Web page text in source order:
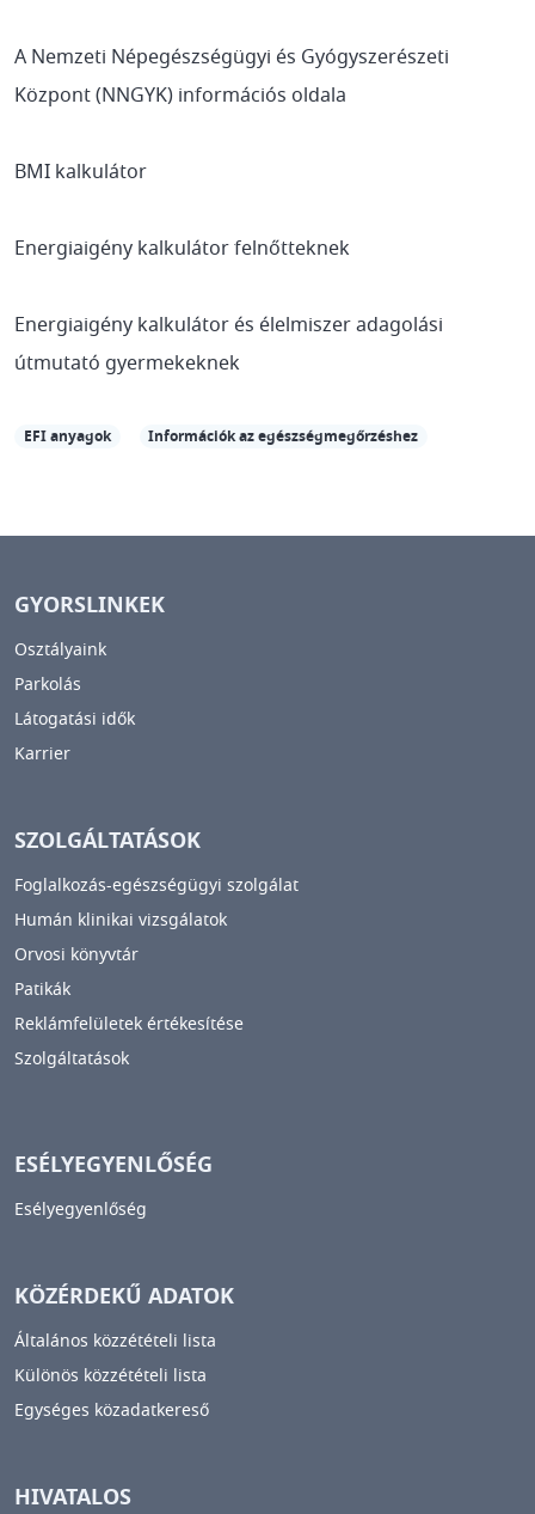
A Nemzeti Népegészségügyi és Gyógyszerészeti
Központ (NNGYK) információs oldala
BMI kalkulátor
Energiaigény kalkulátor felnőtteknek
Energiaigény kalkulátor és élelmiszer adagolási
útmutató gyermekeknek
EFI anyagok Információk az egészségmegőrzéshez
GYORSLINKEK
Osztályaink
Parkolás
Látogatási idők
Karrier
SZOLGÁLTATÁSOK
Foglalkozás-egészségügyi szolgálat
Humán klinikai vizsgálatok
Orvosi könyvtár
Patikák
Reklámfelületek értékesítése
Szolgáltatások
ESÉLYEGYENLŐSÉG
Esélyegyenlőség
KÖZÉRDEKŰ ADATOK
Általános közzétételi lista
Különös közzétételi lista
Egységes közadatkereső
HIVATALOS